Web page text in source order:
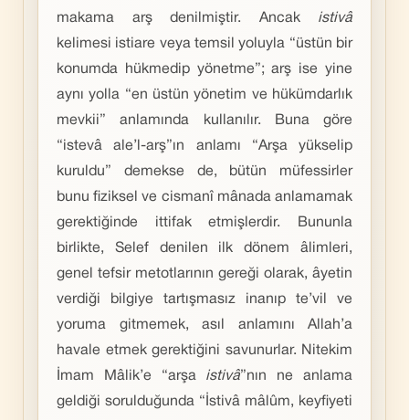
makama arş denilmiştir. Ancakistivâ
kelimesi istiare veya temsil yoluyla “üstün bir
konumda hükmedip yönetme”; arş ise yine
aynı yolla “en üstün yönetim ve hükümdarlık
mevkii” anlamında kullanılır. Buna göre
“istevâ ale’l-arş”ın anlamı “Arşa yükselip
kuruldu” demekse de, bütün müfessirler
bunu fiziksel ve cismanî mânada anlamamak
gerektiğinde ittifak etmişlerdir. Bununla
birlikte, Selef denilen ilk dönem âlimleri,
genel tefsir metotlarının gereği olarak, âyetin
verdiği bilgiye tartışmasız inanıp te’vil ve
yoruma gitmemek, asıl anlamını Allah’a
havale etmek gerektiğini savunurlar. Nitekim
İmam Mâlik’e “arşaistivâ”nın ne anlama
geldiği sorulduğunda “İstivâ mâlûm, keyfiyeti